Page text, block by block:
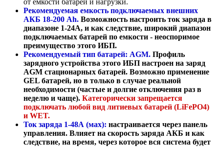
от емкости батарей и нагрузки.
Рекомендуемая емкость подключаемых внешних
АКБ 18-200 Ah. Возможность настроить ток заряда в
диапазоне 1-24А, и как следствие, широкий диапазон
подключаемых батарей по емкости - неоспоримое
преимущество этого ИБП.
Рекомендуемый тип батарей: AGM. Профиль
зарядного устройства этого ИБП настроен на заряд
AGM стационарных батарей. Возможно применение
GEL батарей, но в только в случае реальной
необходимости (частые и долгие отключения раз в
неделю и чаще). Категорически запрещается
подключать любой вид литиевых батарей (LiFePO4)
и WET.
Ток заряда 1-48А (мах): настраивается через панель
управления. Влияет на скорость заряда АКБ и как
следствие, на время, через которое вся система будет